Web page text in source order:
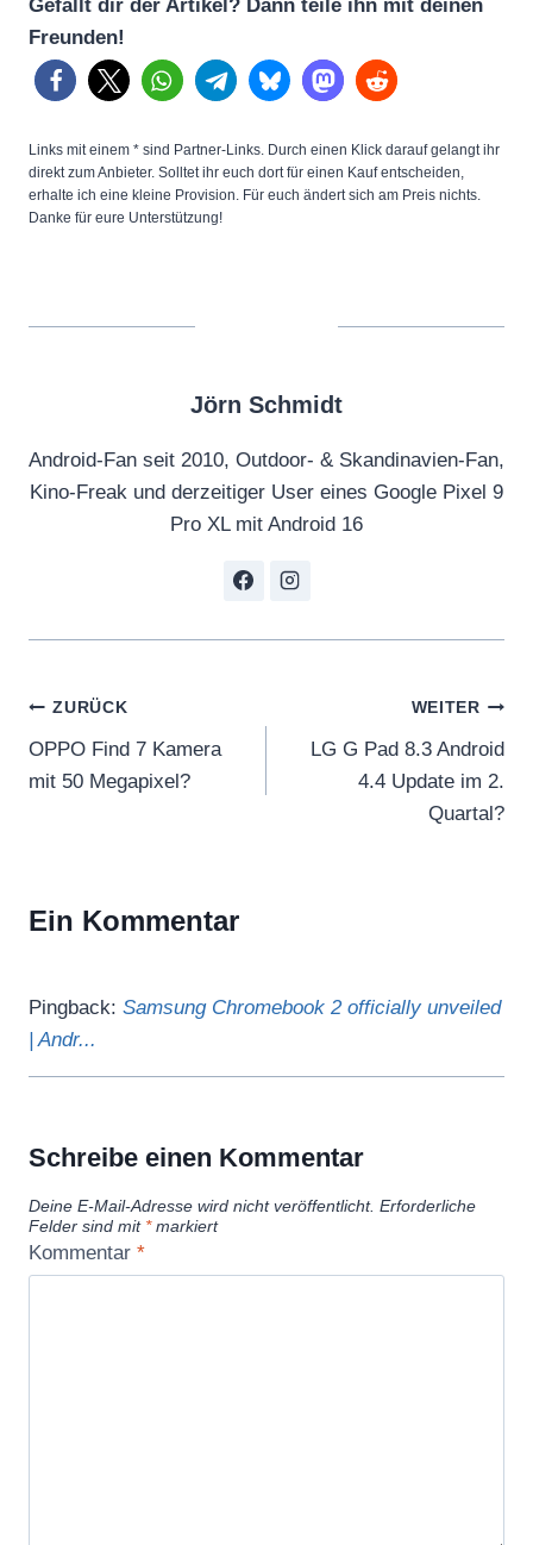
Gefällt dir der Artikel? Dann teile ihn mit deinen
Freunden!
Links mit einem * sind Partner-Links. Durch einen Klick darauf gelangt ihr
direkt zum Anbieter. Solltet ihr euch dort für einen Kauf entscheiden,
erhalte ich eine kleine Provision. Für euch ändert sich am Preis nichts.
Danke für eure Unterstützung!
Jörn Schmidt
Android-Fan seit 2010, Outdoor- & Skandinavien-Fan,
Kino-Freak und derzeitiger User eines Google Pixel 9
Pro XL mit Android 16
Beitragsnavigation
ZURÜCK
OPPO Find 7 Kamera
mit 50 Megapixel?
WEITER
LG G Pad 8.3 Android
4.4 Update im 2.
Quartal?
Ein Kommentar
Pingback: Samsung Chromebook 2 officially unveiled
| Andr...
Schreibe einen Kommentar
Deine E-Mail-Adresse wird nicht veröffentlicht. Erforderliche
Felder sind mit *markiert
Kommentar *